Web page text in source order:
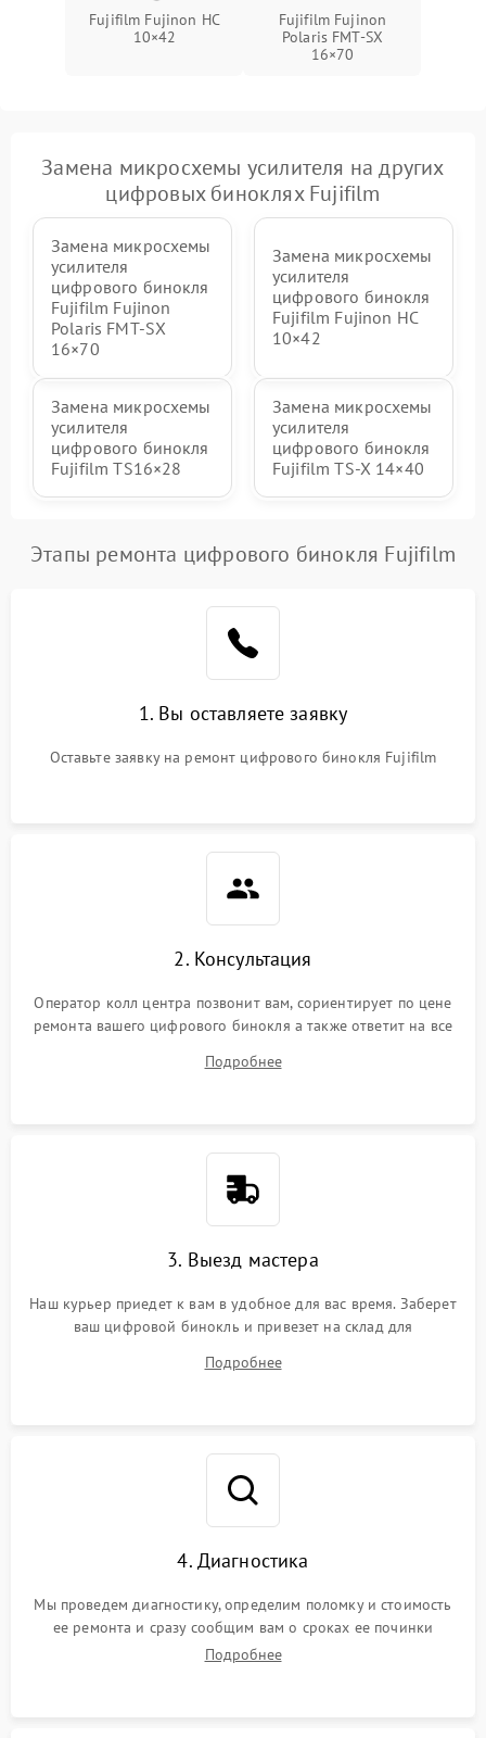
Fujifilm Fujinon HC
10×42
Fujifilm Fujinon
Polaris FMT‑SX
16×70
Замена микросхемы усилителя на других
цифровых биноклях Fujifilm
Замена микросхемы
усилителя
цифрового бинокля
Fujifilm Fujinon
Polaris FMT‑SX
16×70
Замена микросхемы
усилителя
цифрового бинокля
Fujifilm Fujinon HC
10×42
Замена микросхемы
усилителя
цифрового бинокля
Fujifilm TS16×28
Замена микросхемы
усилителя
цифрового бинокля
Fujifilm TS‑X 14×40
Этапы ремонта цифрового бинокля Fujifilm
1. Вы оставляете заявку
Оставьте заявку на ремонт цифрового бинокля Fujifilm
2. Консультация
Оператор колл центра позвонит вам, сориентирует по цене
ремонта вашего цифрового бинокля а также ответит на все
Подробнее
3. Выезд мастера
Наш курьер приедет к вам в удобное для вас время. Заберет
ваш цифровой бинокль и привезет на склад для
Подробнее
4. Диагностика
Мы проведем диагностику, определим поломку и стоимость
ее ремонта и сразу сообщим вам о сроках ее починки
Подробнее